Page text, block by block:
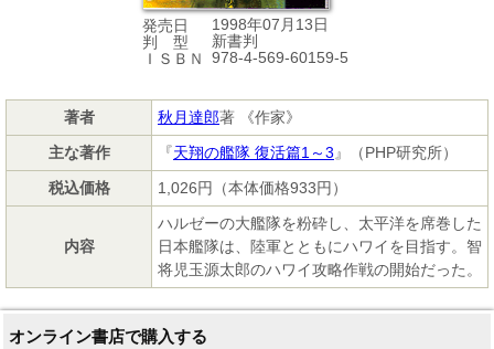
発売日
1998年07月13日
判 型
新書判
ＩＳＢＮ
978-4-569-60159-5
著者 秋月達郎著 《作家》
主な著作
『天翔の艦隊 復活篇1～3』（PHP研究所）
税込価格
1,026円（本体価格933円）
内容
ハルゼーの大艦隊を粉砕し、太平洋を席巻した
日本艦隊は、陸軍とともにハワイを目指す。智
将児玉源太郎のハワイ攻略作戦の開始だった。
オンライン書店で購入する